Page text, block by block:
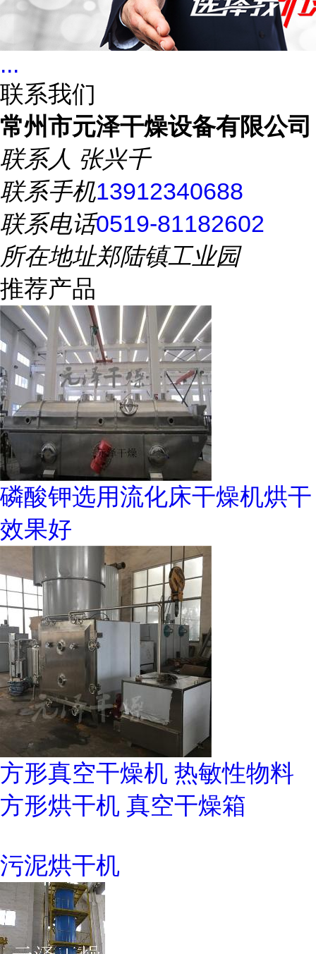
...
联系我们
常州市元泽干燥设备有限公司
联系人 张兴千
联系手机13912340688
联系电话0519-81182602
所在地址郑陆镇工业园
推荐产品
磷酸钾选用流化床干燥机烘干
效果好
方形真空干燥机 热敏性物料
方形烘干机 真空干燥箱
污泥烘干机